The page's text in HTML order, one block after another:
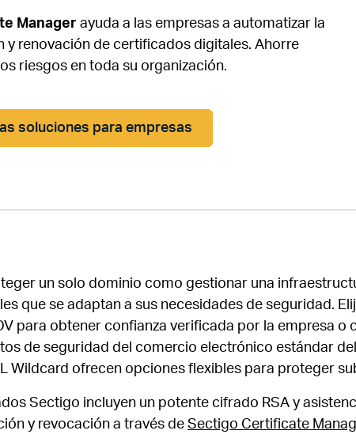
Manager ayuda a las empresas a automatizar la
y renovación de certificados digitales. Ahorre
riesgos en toda su organización.
soluciones para empresas
un solo dominio como gestionar una
que se adaptan a sus necesidades de seguridad.
para obtener confianza verificada por la empresa
de seguridad del comercio electrónico estándar
Wildcard ofrecen opciones flexibles para proteger
Sectigo incluyen un potente cifrado RSA y
y revocación a través de Sectigo Certificate